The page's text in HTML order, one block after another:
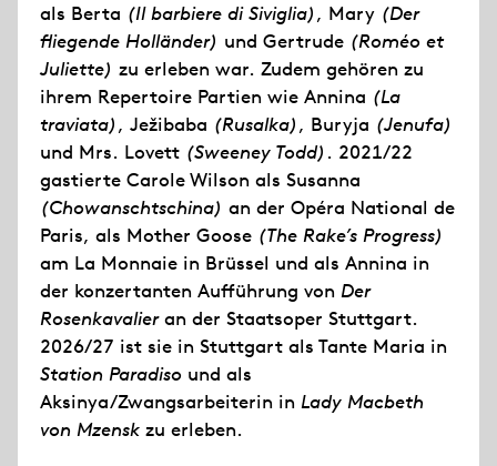
als Berta (Il barbiere di Siviglia), Mary (Der
fliegende Holländer) und Gertrude (Roméo et
Juliette) zu erleben war. Zudem gehören zu
ihrem Repertoire Partien wie Annina (La
traviata), Ježibaba (Rusalka), Buryja (Jenufa)
und Mrs. Lovett (Sweeney Todd) . 2021/22
gastierte Carole Wilson als Susanna
(Chowanschtschina) an der Opéra National de
Paris, als Mother Goose (The Rake’s Progress)
am La Monnaie in Brüssel und als Annina in
der konzertanten Aufführung von Der
Rosenkavalieran der Staatsoper Stuttgart.
2026/27 ist sie in Stuttgart als Tante Maria in
Station Paradiso und als
Aksinya/Zwangsarbeiterin in Lady Macbeth
von Mzensk zu erleben.